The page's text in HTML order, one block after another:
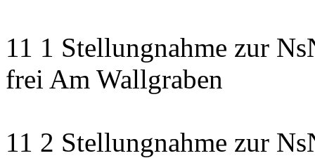
11 1 Stellungnahme zur
frei Am Wallgraben
11 2 Stellungnahme zur